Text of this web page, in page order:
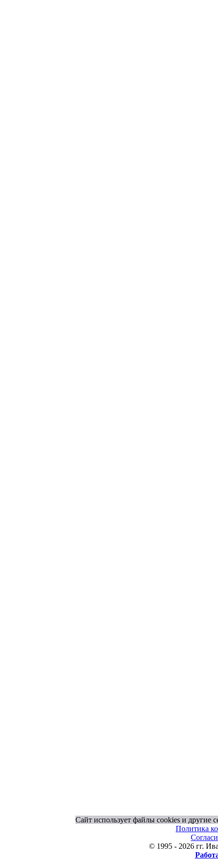
Сайт использует файлы cookies и другие
Политика
© 1995 - 2026 гг.